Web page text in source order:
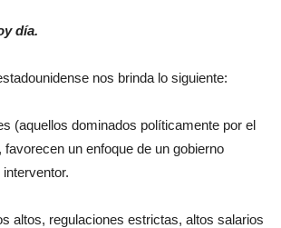
día.
nos brinda lo siguiente:
(aquellos dominados políticamente por el
un enfoque de un gobierno
altos, regulaciones estrictas, altos salarios